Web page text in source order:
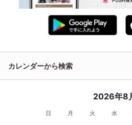
カレンダーから検索
2026年8
日 月 火 水